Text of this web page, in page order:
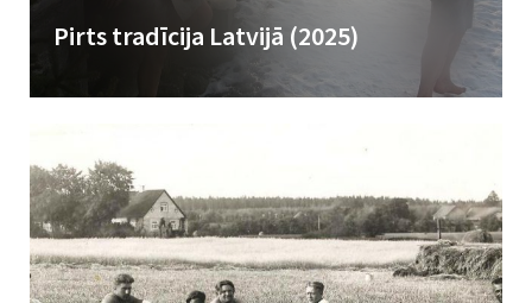
Pirts tradīcija Latvijā (2025)
Pirtī iešana ir ģimeniska tradīcija – daudziem Latvijā ir sava pirtiņa,